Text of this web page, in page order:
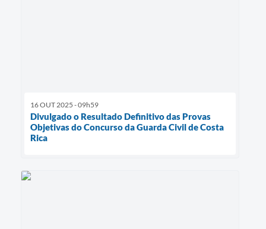
16 OUT 2025 - 09h59
Divulgado o Resultado Definitivo das Provas
Objetivas do Concurso da Guarda Civil de Costa
Rica